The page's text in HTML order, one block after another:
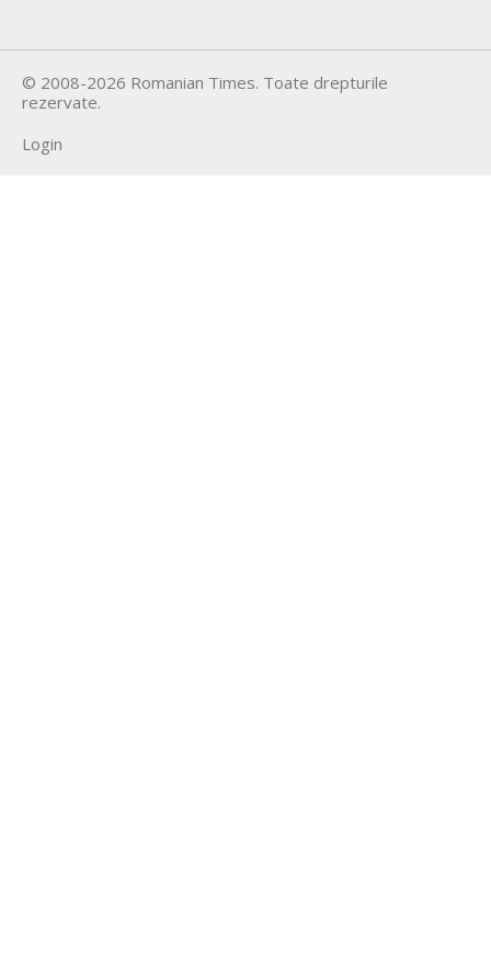
© 2008-2026 Romanian Times. Toate drepturile
rezervate.
Login